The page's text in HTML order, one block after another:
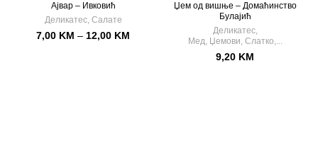
Ајвар – Ивковић
Деликатес, Салате
7,00 KM – 12,00 KM
О
Џем од вишње – Домаћинство
Булајић
Деликатес,
Мед, Џемови, Слатко,...
9,20 KM